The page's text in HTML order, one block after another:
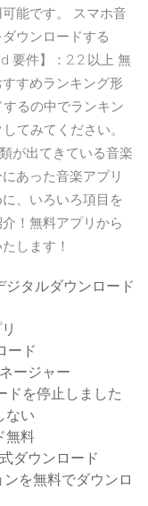
能です。 スマホ音
ウンロードする
要件】：2.2 以上 無
すめランキング形
るの中でランキン
てみてください。
が出てきている音楽
あった音楽アプリ
、いろいろ項目を
！無料アプリから
します！
ジタルダウンロード
ード
ージャー
ドを停止しました
ない
無料
ダウンロード
を無料でダウンロ